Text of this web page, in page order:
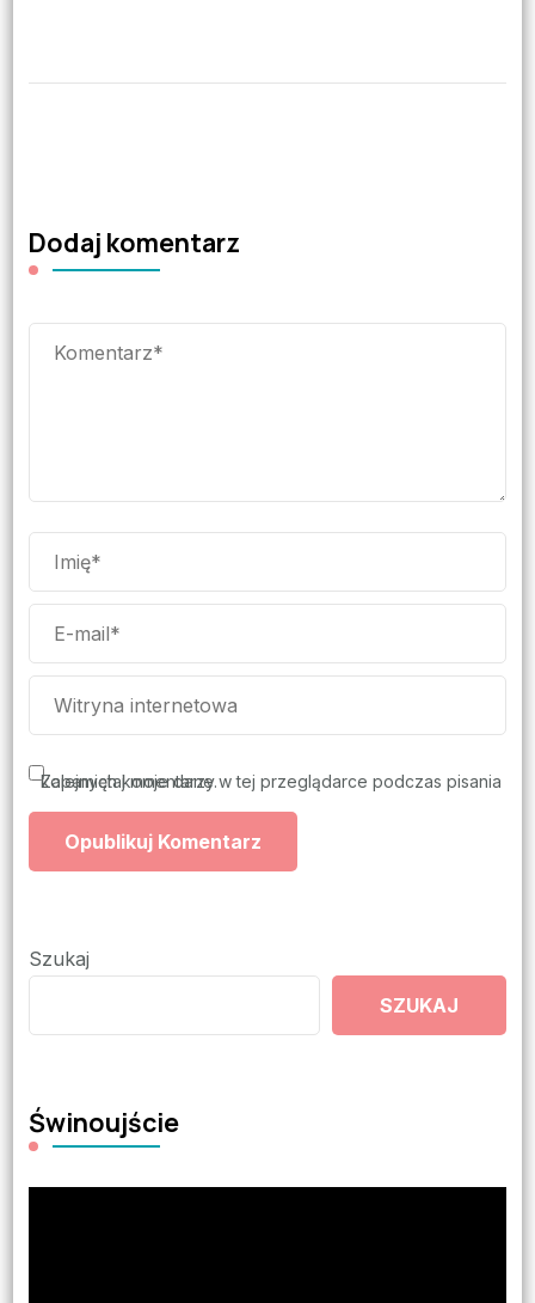
Dodaj komentarz
Zapamiętaj moje dane w tej przeglądarce podczas pisania kolejnych komentarzy.
Szukaj
SZUKAJ
Świnoujście